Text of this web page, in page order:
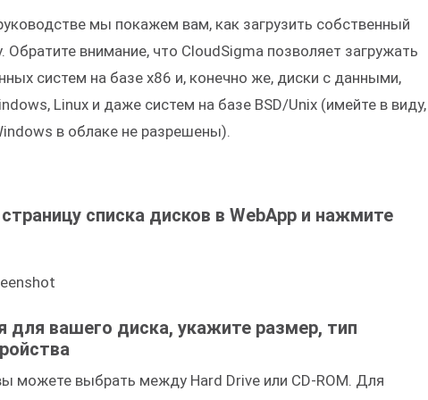
мы покажем вам, как загрузить собственный
Обратите внимание, что CloudSigma позволяет загружать
систем на базе x86 и, конечно же, диски с данными,
Linux и даже систем на базе BSD/Unix (имейте в виду,
в облаке не разрешены).
списка дисков в WebApp и нажмите
для вашего диска, укажите размер, тип
можете выбрать между Hard Drive или CD-ROM. Для